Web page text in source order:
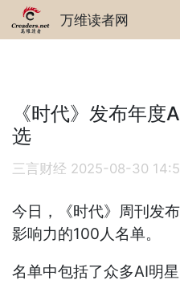
万维读者网
《时代》发布年度
选
三言财经 2025-08-30
今日，《时代》周刊发
影响力的100人名单。
名单中包括了众多AI明